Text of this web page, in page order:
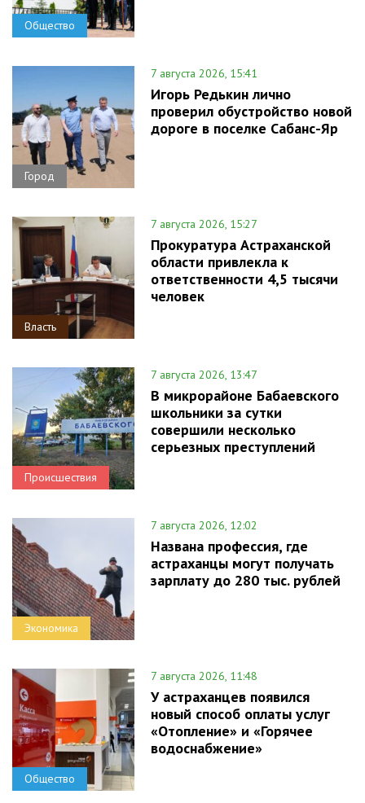
Общество
Город
7 августа 2026, 15:41
Игорь Редькин лично
проверил обустройство новой
дороге в поселке Сабанс-Яр
Власть
7 августа 2026, 15:27
Прокуратура Астраханской
области привлекла к
ответственности 4,5 тысячи
человек
Происшествия
7 августа 2026, 13:47
В микрорайоне Бабаевского
школьники за сутки
совершили несколько
серьезных преступлений
Экономика
7 августа 2026, 12:02
Названа профессия, где
астраханцы могут получать
зарплату до 280 тыс. рублей
Общество
7 августа 2026, 11:48
У астраханцев появился
новый способ оплаты услуг
«Отопление» и «Горячее
водоснабжение»